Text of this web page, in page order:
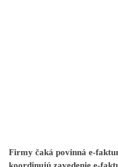
Firmy čaká povinná e-